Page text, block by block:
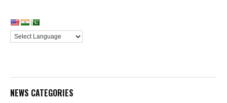
NEWS CATEGORIES